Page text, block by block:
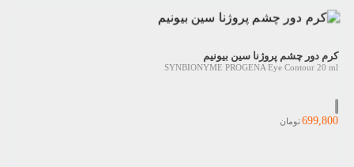
کرم دور چشم پروژنا سین بیونیم
SYNBIONYME PROGENA Eye Contour 20 ml
699,800تومان